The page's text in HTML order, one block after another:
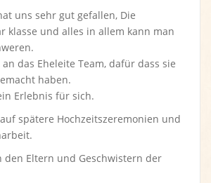
uns sehr gut gefallen, Die
klasse und alles in allem kann man
das Eheleite Team, dafür dass sie
haben.
Erlebnis für sich.
spätere Hochzeitszeremonien und
den Eltern und Geschwistern der